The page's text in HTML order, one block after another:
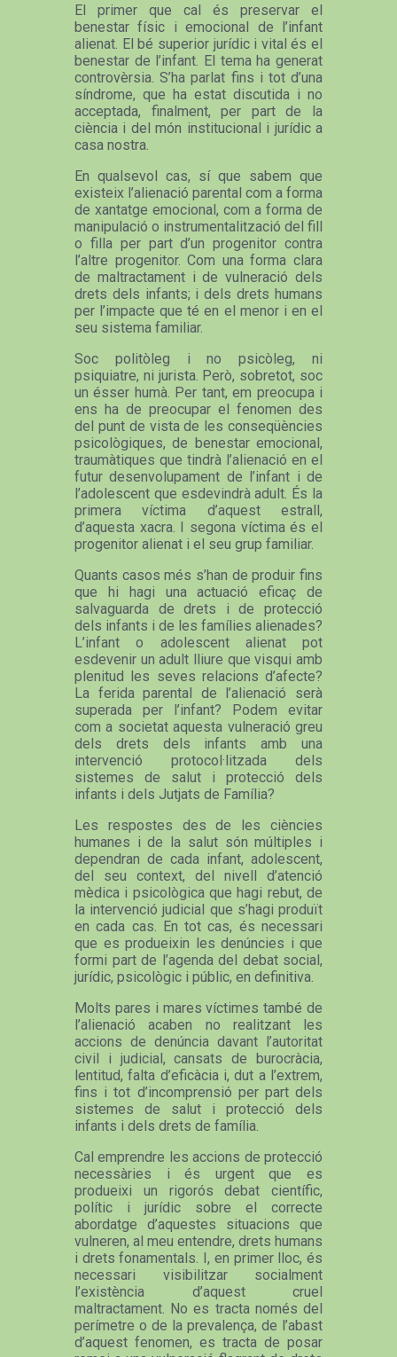
El primer que cal és preservar el
benestar físic i emocional de l’infant
alienat. El bé superior jurídic i vital és el
benestar de l’infant. El tema ha generat
controvèrsia. S’ha parlat fins i tot d’una
síndrome, que ha estat discutida i no
acceptada, finalment, per part de la
ciència i del món institucional i jurídic a
casa nostra.
En qualsevol cas, sí que sabem que
existeix l’alienació parental com a forma
de xantatge emocional, com a forma de
manipulació o instrumentalització del fill
o filla per part d’un progenitor contra
l’altre progenitor. Com una forma clara
de maltractament i de vulneració dels
drets dels infants; i dels drets humans
per l’impacte que té en el menor i en el
seu sistema familiar.
Soc politòleg i no psicòleg, ni
psiquiatre, ni jurista. Però, sobretot, soc
un ésser humà. Per tant, em preocupa i
ens ha de preocupar el fenomen des
del punt de vista de les conseqüències
psicològiques, de benestar emocional,
traumàtiques que tindrà l’alienació en el
futur desenvolupament de l’infant i de
l’adolescent que esdevindrà adult. És la
primera víctima d’aquest estrall,
d’aquesta xacra. I segona víctima és el
progenitor alienat i el seu grup familiar.
Quants casos més s’han de produir fins
que hi hagi una actuació eficaç de
salvaguarda de drets i de protecció
dels infants i de les famílies alienades?
L’infant o adolescent alienat pot
esdevenir un adult lliure que visqui amb
plenitud les seves relacions d’afecte?
La ferida parental de l’alienació serà
superada per l’infant? Podem evitar
com a societat aquesta vulneració greu
dels drets dels infants amb una
intervenció protocol·litzada dels
sistemes de salut i protecció dels
infants i dels Jutjats de Família?
Les respostes des de les ciències
humanes i de la salut són múltiples i
dependran de cada infant, adolescent,
del seu context, del nivell d’atenció
mèdica i psicològica que hagi rebut, de
la intervenció judicial que s’hagi produït
en cada cas. En tot cas, és necessari
que es produeixin les denúncies i que
formi part de l’agenda del debat social,
jurídic, psicològic i públic, en definitiva.
Molts pares i mares víctimes també de
l’alienació acaben no realitzant les
accions de denúncia davant l’autoritat
civil i judicial, cansats de burocràcia,
lentitud, falta d’eficàcia i, dut a l’extrem,
fins i tot d’incomprensió per part dels
sistemes de salut i protecció dels
infants i dels drets de família.
Cal emprendre les accions de protecció
necessàries i és urgent que es
produeixi un rigorós debat científic,
polític i jurídic sobre el correcte
abordatge d’aquestes situacions que
vulneren, al meu entendre, drets humans
i drets fonamentals. I, en primer lloc, és
necessari visibilitzar socialment
l’existència d’aquest cruel
maltractament. No es tracta només del
perímetre o de la prevalença, de l’abast
d’aquest fenomen, es tracta de posar